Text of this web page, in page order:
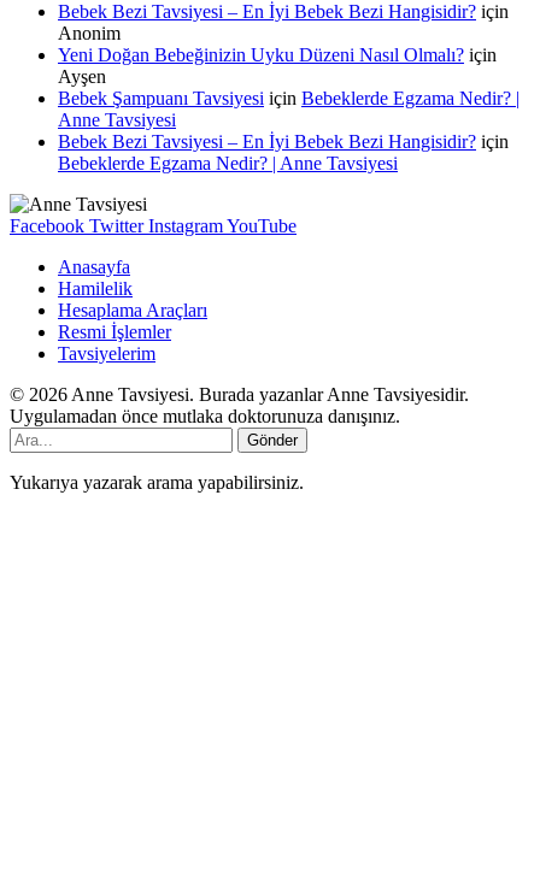
Bebek Bezi Tavsiyesi – En İyi Bebek Bezi Hangisidir? için
Anonim
Yeni Doğan Bebeğinizin Uyku Düzeni Nasıl Olmalı? için
Ayşen
Bebek Şampuanı Tavsiyesi için Bebeklerde Egzama Nedir? |
Anne Tavsiyesi
Bebek Bezi Tavsiyesi – En İyi Bebek Bezi Hangisidir? için
Bebeklerde Egzama Nedir? | Anne Tavsiyesi
Facebook Twitter InstagramYouTube
Anasayfa
Hamilelik
Hesaplama Araçları
Resmi İşlemler
Tavsiyelerim
© 2026 Anne Tavsiyesi. Burada yazanlar Anne Tavsiyesidir.
Uygulamadan önce mutlaka doktorunuza danışınız.
Gönder
Yukarıya yazarak arama yapabilirsiniz.